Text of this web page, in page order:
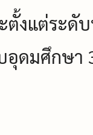
งแต่ระดั
ดมศึกษา